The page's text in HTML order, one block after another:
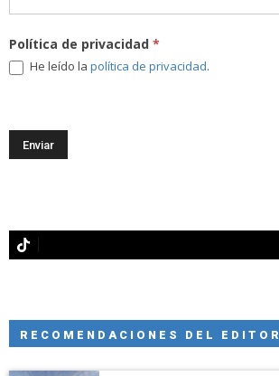
Política de privacidad *
He leído la política de privacidad.
RECOMENDACIONES DEL EDITOR